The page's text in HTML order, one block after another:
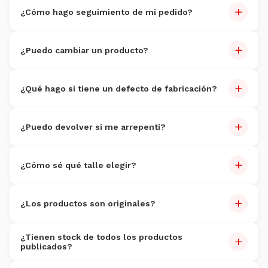
Salí, Lules, Alberdi, Alderetes y Famaillá.
¿Cómo hago seguimiento de mi pedido? +
rastreo.
¿Puedo cambiar un producto? +
¿Qué hago si tiene un defecto de fabricación? +
dentro de 30 días.
¿Puedo devolver si me arrepentí? +
por cuenta del cliente.
¿Cómo sé qué talle elegir? +
WhatsApp al3816095352.
¿Los productos son originales? +
¿Tienen stock de todos los productos
publicados?
+